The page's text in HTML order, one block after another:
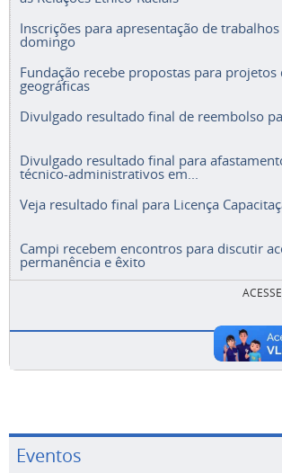
Inscrições para apresentação de
domingo
Fundação recebe propostas para projetos
geográficas
Divulgado resultado final de reembolso
Divulgado resultado final para
técnico-administrativos em...
Veja resultado final para Licença
Campi recebem encontros para discutir
permanência e êxito
Eventos